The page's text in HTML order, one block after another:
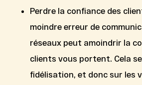
Perdre la confiance des
moindre erreur de
réseaux peut amoindrir la
clients vous portent. Cela
fidélisation, et donc sur les